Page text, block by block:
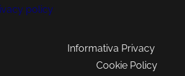
policy
Informativa Privacy
Cookie Policy